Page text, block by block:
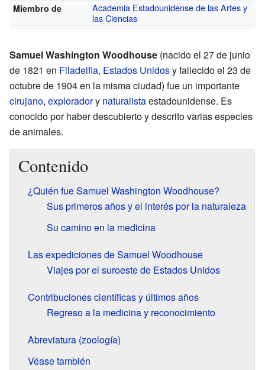
Miembro de
Academia Estadounidense de las Artes y
las Ciencias
Samuel Washington Woodhouse (nacido el 27 de junio
de 1821 en Filadelfia, Estados Unidosy fallecido el 23 de
octubre de 1904 en la misma ciudad) fue un importante
cirujano, exploradory naturalistaestadounidense. Es
conocido por haber descubierto y descrito varias especies
de animales.
Contenido
¿Quién fue Samuel Washington Woodhouse?
Sus primeros años y el interés por la naturaleza
Su camino en la medicina
Las expediciones de Samuel Woodhouse
Viajes por el suroeste de Estados Unidos
Contribuciones científicas y últimos años
Regreso a la medicina y reconocimiento
Abreviatura (zoología)
Véase también